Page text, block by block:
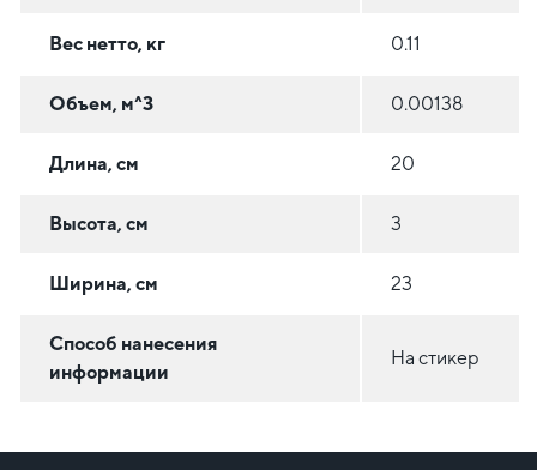
Вес нетто, кг 0.11
Объем, м^3 0.00138
Длина, см 20
Высота, см 3
Ширина, см 23
Способ нанесения
информации
На стикер